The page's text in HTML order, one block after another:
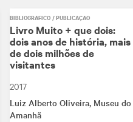
BIBLIOGRÁFICO / PUBLICAÇÃO
Livro Muito + que dois:
dois anos de história, mais
de dois milhões de
visitantes
2017
Luiz Alberto Oliveira, Museu do
Amanhã